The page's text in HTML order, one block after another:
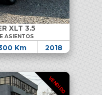
XLT 3.5
ASIENTOS
Km 2018
VENDIDO